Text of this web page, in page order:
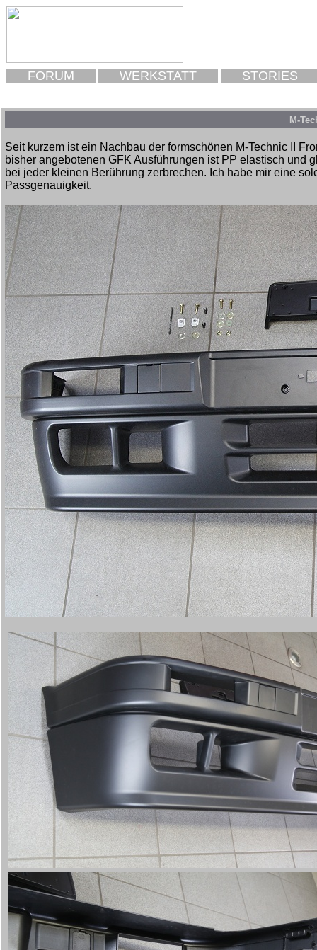
FORUM WERKSTATT STORIES
M-
Seit kurzem ist ein Nachbau der formschönen M-Technic II
bisher angebotenen GFK Ausführungen ist PP elastisch und
bei jeder kleinen Berührung zerbrechen. Ich habe mir eine
Passgenauigkeit.